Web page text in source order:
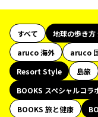
すべて 地球の歩き方
aruco 海外
aruco
Resort Style
島旅
BOOKS スペシャルコラ
BOOKS 旅と健康